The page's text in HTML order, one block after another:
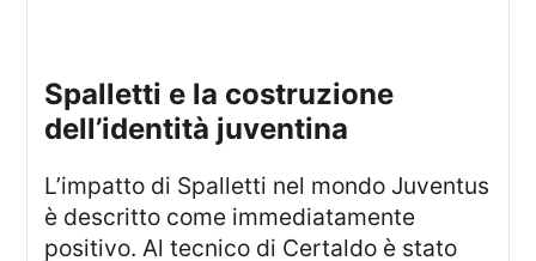
spalletti e la costruzione
dell’identità juventina
L’impatto di Spalletti nel mondo Juventus
è descritto come immediatamente
positivo. Al tecnico di Certaldo è stato